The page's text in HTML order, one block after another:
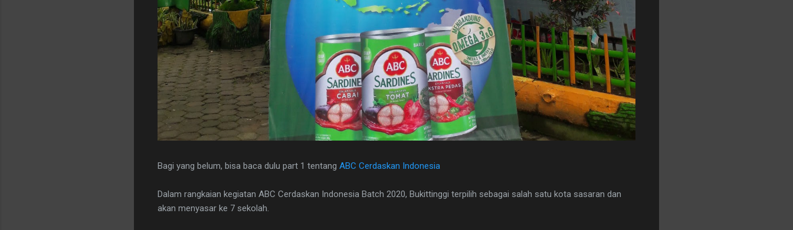
Bagi yang belum, bisa baca dulu part 1 tentang ABC Cerdaskan Indonesia
Dalam rangkaian kegiatan ABC Cerdaskan Indonesia Batch 2020, Bukittinggi terpilih sebagai salah satu kota sasaran dan
akan menyasar ke 7 sekolah.